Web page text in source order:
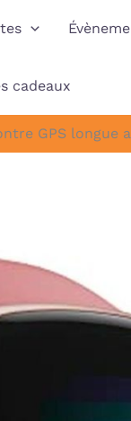
cadeaux
GPS longue